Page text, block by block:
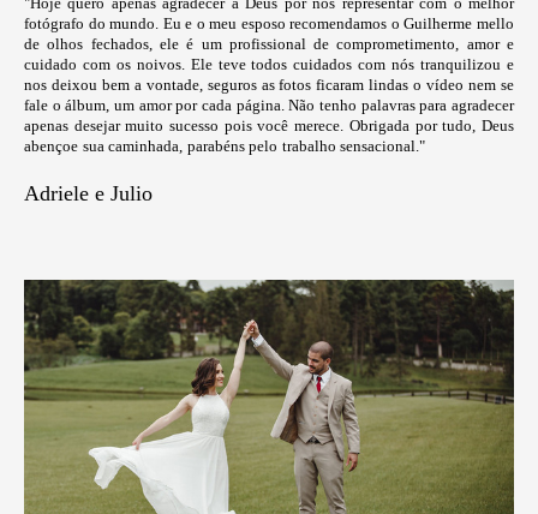
fotógrafo do mundo. Eu e o meu esposo recomendamos o Guilherme mello
de olhos fechados, ele é um profissional de comprometimento, amor e
cuidado com os noivos. Ele teve todos cuidados com nós tranquilizou e
nos deixou bem a vontade, seguros as fotos ficaram lindas o vídeo nem se
fale o álbum, um amor por cada página. Não tenho palavras para agradecer
apenas desejar muito sucesso pois você merece. Obrigada por tudo, Deus
abençoe sua caminhada, parabéns pelo trabalho sensacional."
Adriele e Julio